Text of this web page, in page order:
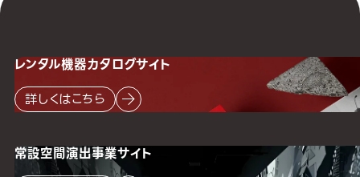
レンタル機器カタログサイト
詳しくはこちら
常設空間演出事業サイト